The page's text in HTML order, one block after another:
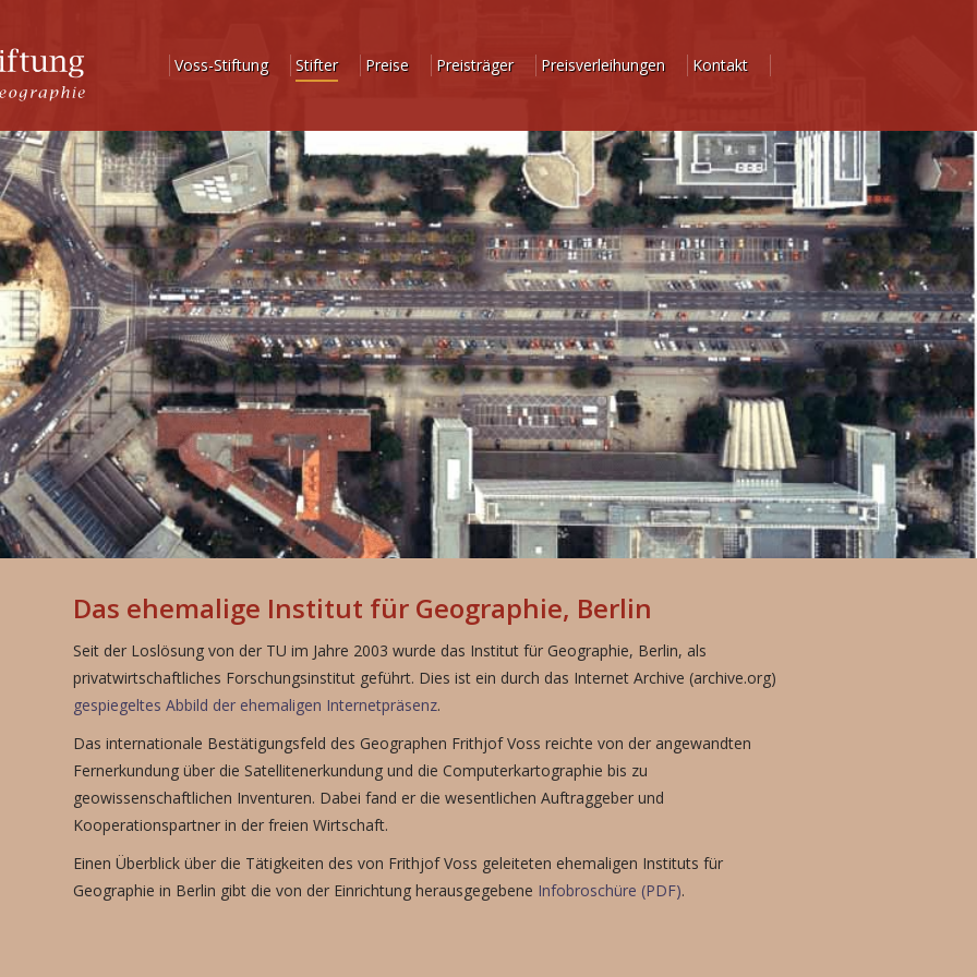
Voss-Stiftung Stifter Preise Preisträger Preisverleihungen Kontakt
Das ehemalige Institut für Geographie, Berlin
Seit der Loslösung von der TU im Jahre 2003 wurde das Institut für Geographie, Berlin, als
privatwirtschaftliches Forschungsinstitut geführt. Dies ist ein durch das Internet Archive (archive.org)
gespiegeltes Abbild der ehemaligen Internetpräsenz.
Das internationale Bestätigungsfeld des Geographen Frithjof Voss reichte von der angewandten
Fernerkundung über die Satellitenerkundung und die Computerkartographie bis zu
geowissenschaftlichen Inventuren. Dabei fand er die wesentlichen Auftraggeber und
Kooperationspartner in der freien Wirtschaft.
Einen Überblick über die Tätigkeiten des von Frithjof Voss geleiteten ehemaligen Instituts für
Geographie in Berlin gibt die von der Einrichtung herausgegebene Infobroschüre (PDF).